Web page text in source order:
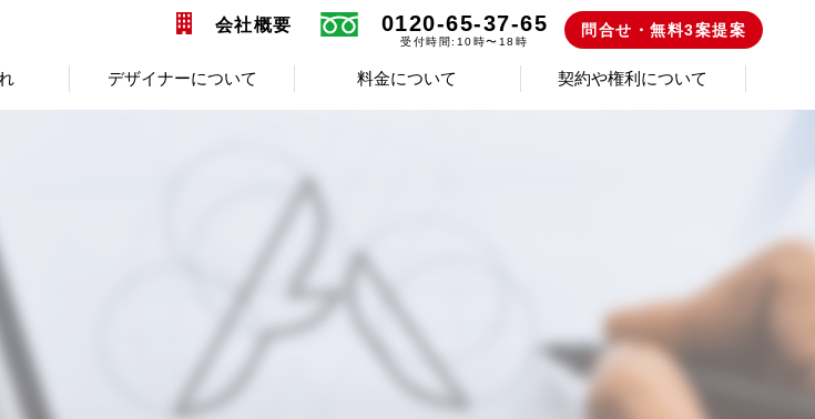
会社概要 0120-65-37-65
受付時間:10時〜18時
問合せ・無料3案提案
デザイナーについて 料金について 契約や権利について